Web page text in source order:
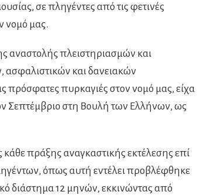
σε πληγέντες από τις φετινές
νομό μας.
αναστολής πλειστηριασμών και
και δανειακών
πυρκαγιές στον νομό μας, είχα
Σεπτέμβριο στη Βουλή των Ελλήνων, ως
πράξης αναγκαστικής εκτέλεσης επί
όπως αυτή εντέλει προβλέφθηκε
διάστημα 12 μηνών, εκκινώντας από